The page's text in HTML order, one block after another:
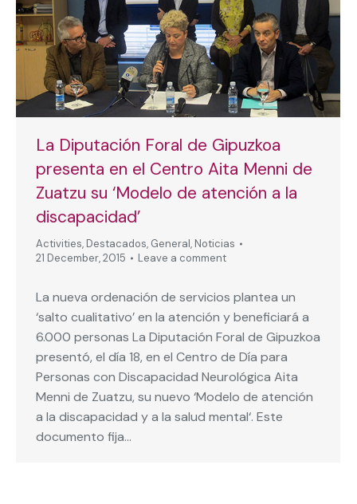
La Diputación Foral de Gipuzkoa
presenta en el Centro Aita Menni de
Zuatzu su ‘Modelo de atención a la
discapacidad’
Activities, Destacados, General, Noticias
21 December, 2015
Leave a comment
La nueva ordenación de servicios plantea un
‘salto cualitativo’ en la atención y beneficiará a
6.000 personas La Diputación Foral de Gipuzkoa
presentó, el día 18, en el Centro de Día para
Personas con Discapacidad Neurológica Aita
Menni de Zuatzu, su nuevo ‘Modelo de atención
a la discapacidad y a la salud mental‘. Este
documento fija…